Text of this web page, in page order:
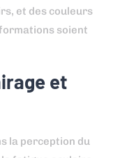
et des couleurs
soient
et
la perception du